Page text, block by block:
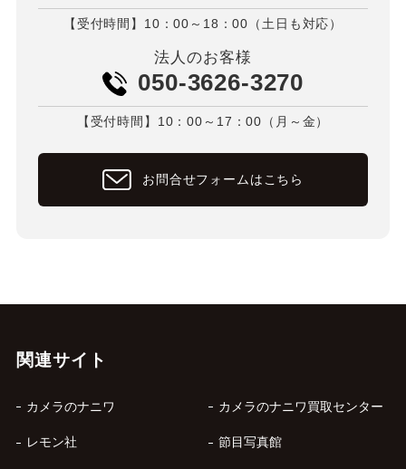
【受付時間】10：00～18：00（土日も対応）
法人のお客様
050-3626-3270
【受付時間】10：00～17：00（月～金）
お問合せフォームはこちら
関連サイト
カメラのナニワ カメラのナニワ買取センター
レモン社 節目写真館